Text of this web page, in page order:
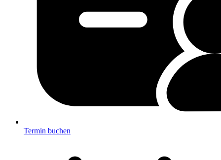
Termin buchen